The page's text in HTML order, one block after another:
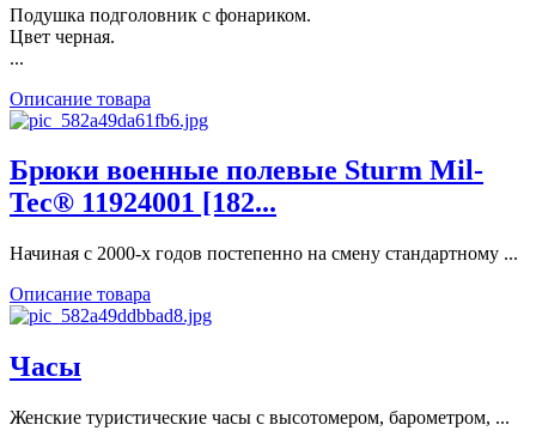
Подушка подголовник с фонариком.
Цвет черная.
...
Описание товара
Брюки военные полевые Sturm Mil-
Tec® 11924001 [182...
Начиная с 2000-х годов постепенно на смену стандартному ...
Описание товара
Часы
Женские туристические часы с высотомером, барометром, ...